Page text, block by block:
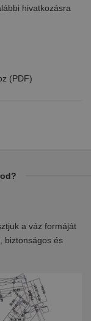
hivatkozásra
(PDF)
a váz formáját
biztonságos és